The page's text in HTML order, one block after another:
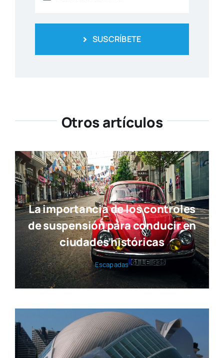
SUSCRÍBETE
Otros artículos
La importancia de los controles
de suspensión para conducir en
ciudades históricas
Esca­pa­das